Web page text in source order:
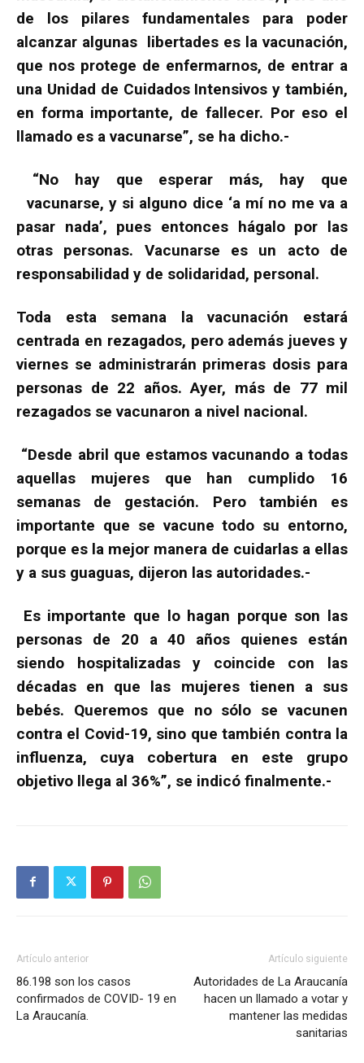
de los pilares fundamentales para poder
alcanzar algunas libertades es la vacunación,
que nos protege de enfermarnos, de entrar a
una Unidad de Cuidados Intensivos y también,
en forma importante, de fallecer. Por eso el
llamado es a vacunarse”, se ha dicho.-
“No hay que esperar más, hay que
vacunarse, y si alguno dice ‘a mí no me va a
pasar nada’, pues entonces hágalo por las
otras personas. Vacunarse es un acto de
responsabilidad y de solidaridad, personal.
Toda esta semana la vacunación estará
centrada en rezagados, pero además jueves y
viernes se administrarán primeras dosis para
personas de 22 años. Ayer, más de 77 mil
rezagados se vacunaron a nivel nacional.
“Desde abril que estamos vacunando a todas
aquellas mujeres que han cumplido 16
semanas de gestación. Pero también es
importante que se vacune todo su entorno,
porque es la mejor manera de cuidarlas a ellas
y a sus guaguas, dijeron las autoridades.-
Es importante que lo hagan porque son las
personas de 20 a 40 años quienes están
siendo hospitalizadas y coincide con las
décadas en que las mujeres tienen a sus
bebés. Queremos que no sólo se vacunen
contra el Covid-19, sino que también contra la
influenza, cuya cobertura en este grupo
objetivo llega al 36%”, se indicó finalmente.-
Artículo anterior
86.198 son los casos
confirmados de COVID- 19 en
La Araucanía.
Artículo siguiente
Autoridades de La Araucanía
hacen un llamado a votar y
mantener las medidas
sanitarias